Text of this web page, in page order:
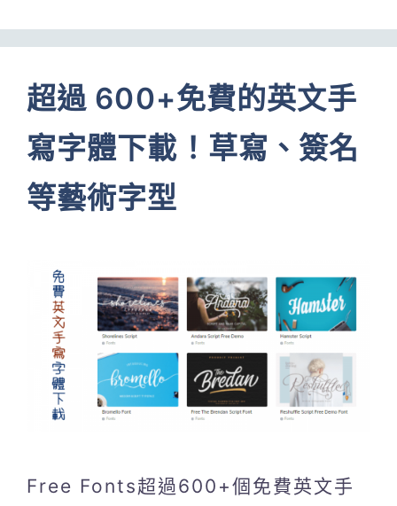
超過 600+免費的英文手
寫字體下載！草寫、簽名
等藝術字型
Free Fonts超過600+個免費英文手